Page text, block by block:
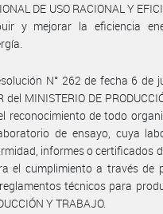
DE USO RACIONAL Y
y mejorar la eficiencia
N° 262 de fecha 6 de
del MINISTERIO DE
reconocimiento de todo
de ensayo, cuya
informes o certificados
el cumplimiento a través de
técnicos para
Y TRABAJO.